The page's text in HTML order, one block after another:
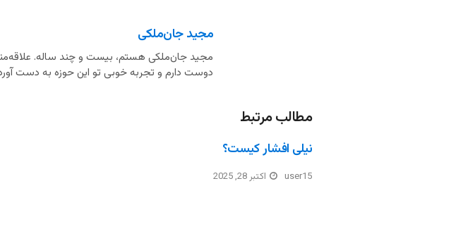
مجید جان‌ملکی
مجید جان‌ملکی هستم، بیست و چند ساله.
دوست دارم و تجربه خوبی تو این حوزه به دست
مطالب مرتبط
نیلی افشار کیست؟
user15 اکتبر 28, 2025